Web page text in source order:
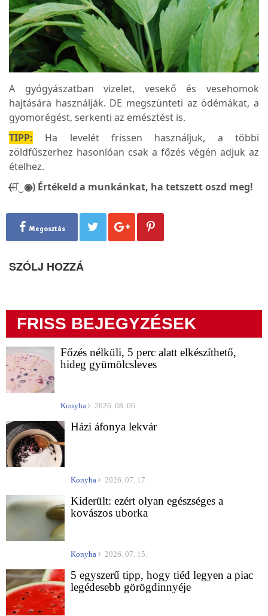
A gyógyászatban vizelet, vesekő és vesehomok
hajtására használják. DE megszünteti az ödémákat, a
gyomorégést, serkenti az emésztést is.
TIPP: Ha levelét frissen használjuk, a többi
zöldfűszerhez hasonlóan csak a főzés végén adjuk az
ételhez.
(̶◉͛‿◉̶) Értékeld a munkánkat, ha tetszett oszd meg!
Megosztás
SZÓLJ HOZZÁ
FRISS BEJEGYZÉSEK
Főzés nélküli, 5 perc alatt elkészíthető,
hideg gyümölcsleves
Konyha 2026. 08. 06.
Házi áfonya lekvár
Konyha 2026. 07. 17.
Kiderült: ezért olyan egészséges a
kovászos uborka
Konyha 2026. 07. 15.
5 egyszerű tipp, hogy tiéd legyen a piac
legédesebb görögdinnyéje